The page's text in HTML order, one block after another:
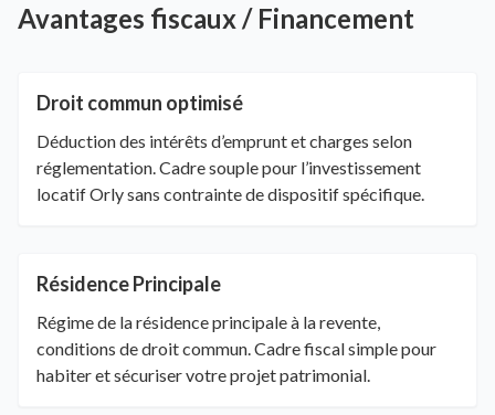
Avantages fiscaux / Financement
Droit commun optimisé
Déduction des intérêts d’emprunt et charges selon
réglementation. Cadre souple pour l’investissement
locatif Orly sans contrainte de dispositif spécifique.
Résidence Principale
Régime de la résidence principale à la revente,
conditions de droit commun. Cadre fiscal simple pour
habiter et sécuriser votre projet patrimonial.